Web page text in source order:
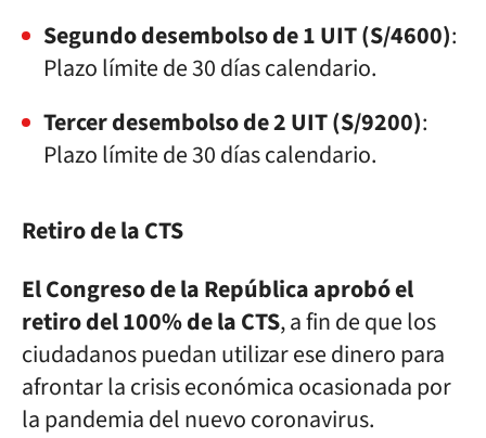
Segundo desembolso de 1 UIT (S/4600):
Plazo límite de 30 días calendario.
Tercer desembolso de 2 UIT (S/9200):
Plazo límite de 30 días calendario.
Retiro de la CTS
El Congreso de la República aprobó el
retiro del 100% de la CTS, a fin de que los
ciudadanos puedan utilizar ese dinero para
afrontar la crisis económica ocasionada por
la pandemia del nuevo coronavirus.